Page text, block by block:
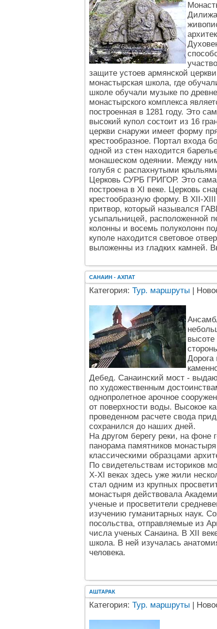
защите устоев армянской
монастырская школа, где
школе обучали музыке по
монастырского комплекса
построенная в 1281 году. Это
высокий купол состоит из 16
церкви снаружи имеет форму
крестообразное. Портал входа
одной из стен находится
монашеском одеянии. Между
голубя с распахнутыми
Церковь СУРБ ГРИГОР. Это
построена в ХI веке. Церковь
крестообразную форму. В ХII-
притвор, который назывался
усыпальницей, расположенной
колонны и восемь полуколонн
куполе находится световое
выложенны из гладких камней.
CАНАИН - АХПАТ
Категория: Тур. маршруты |
Дорога
Дебед. Санаинский мост -
по художественным
однопролетное арочное
от поверхности воды. Высокое
проведенном расчете свода
сохранился до наших дней.
На другом берегу реки, на фоне
панорама памятников
классическими образцами
По свидетельствам историков
Х-ХI веках здесь уже жили
стал одним из крупных
монастыря действовала
ученые и просветители
изучению гуманитарных наук.
посольства, отправляемые из
числа ученых Санаина. В ХII
школа. В ней изучалась
человека.
АШТАРАК
Категория: Тур. маршруты |